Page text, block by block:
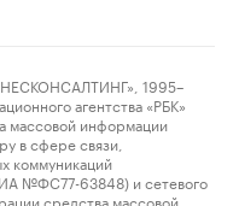
1995–
агентства «РБК»
массовой информации
в сфере связи,
коммуникаций
№ФС77-63848) и сетевого
средства массовой